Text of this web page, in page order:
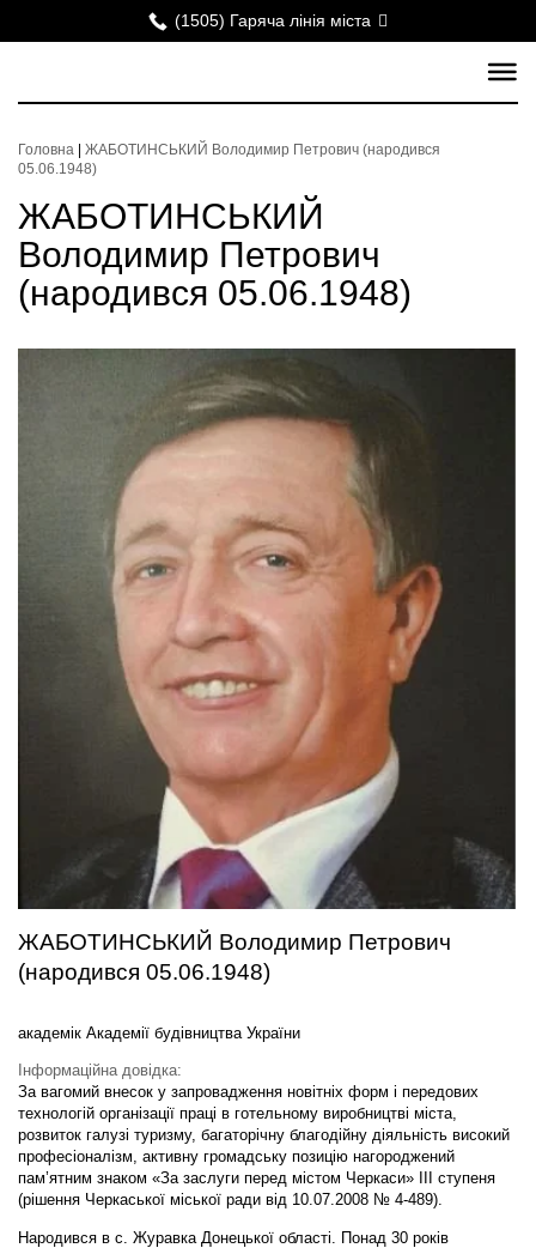
(1505) Гаряча лінія міста
Головна
ЖАБОТИНСЬКИЙ Володимир Петрович (народився
05.06.1948)
ЖАБОТИНСЬКИЙ
Володимир Петрович
(народився 05.06.1948)
ЖАБОТИНСЬКИЙ Володимир Петрович
(народився 05.06.1948)
академік Академії будівництва України
Інформаційна довідка:
За вагомий внесок у запровадження новітніх форм і передових
технологій організації праці в готельному виробництві міста,
розвиток галузі туризму, багаторічну благодійну діяльність високий
професіоналізм, активну громадську позицію нагороджений
пам’ятним знаком «За заслуги перед містом Черкаси» III ступеня
(рішення Черкаської міської ради від 10.07.2008 № 4-489).
Народився в с. Журавка Донецької області. Понад 30 років